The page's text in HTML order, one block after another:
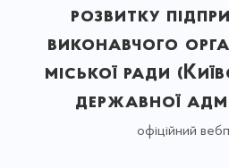
розвитку
виконавчого
міської ради
державної
офіційний